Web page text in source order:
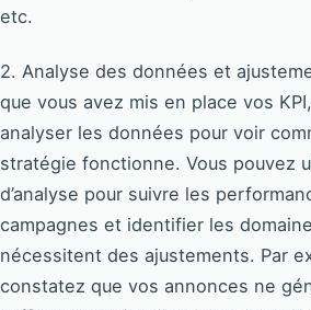
etc.
2. Analyse des données et
que vous avez mis en place vos
analyser les données pour voir
stratégie fonctionne. Vous pouvez
d’analyse pour suivre les
campagnes et identifier les
nécessitent des ajustements. Par
constatez que vos annonces ne